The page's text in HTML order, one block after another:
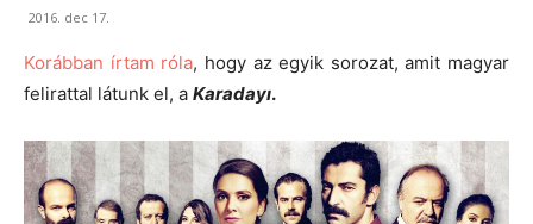
2016. dec 17.
Korábban írtam róla, hogy az egyik sorozat, amit magyar
felirattal látunk el, a Karadayı.